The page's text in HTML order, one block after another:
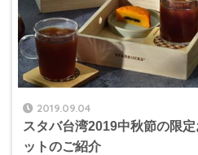
2019.09.04
スタバ台湾2019中秋節の限
ットのご紹介